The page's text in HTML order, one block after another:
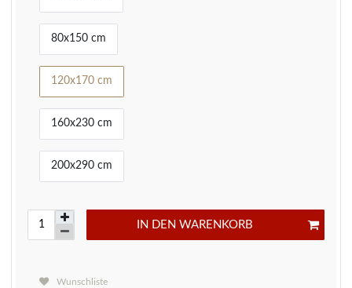
80x150 cm
120x170 cm
160x230 cm
200x290 cm
IN DEN WARENKORB
Wunschliste